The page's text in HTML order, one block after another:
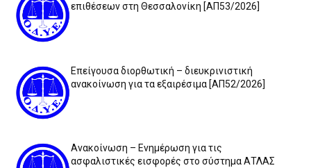
επιθέσεων στη Θεσσαλονίκη [ΑΠ53/2026]
Επείγουσα διορθωτική – διευκρινιστική
ανακοίνωση για τα εξαιρέσιμα [ΑΠ52/2026]
Ανακοίνωση – Ενημέρωση για τις
ασφαλιστικές εισφορές στο σύστημα ΑΤΛΑΣ